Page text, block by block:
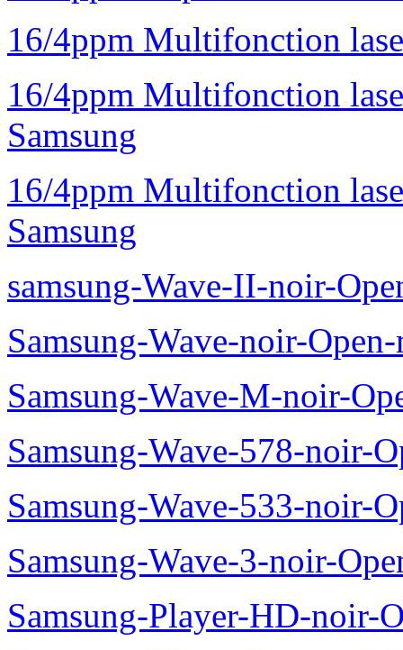
16/4ppm Multifonction
16/4ppm Multifonction
Samsung
16/4ppm Multifonction
Samsung
samsung-Wave-II-noir-
Samsung-Wave-noir-
Samsung-Wave-M-noir-
Samsung-Wave-578-noir-
Samsung-Wave-533-noir-
Samsung-Wave-3-noir-
Samsung-Player-HD-noir-